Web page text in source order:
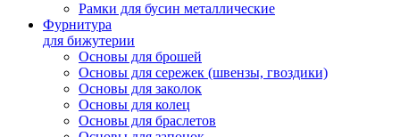
Рамки для бусин металлические
Фурнитура
для бижутерии
Основы для брошей
Основы для сережек (швензы, гвоздики)
Основы для заколок
Основы для колец
Основы для браслетов